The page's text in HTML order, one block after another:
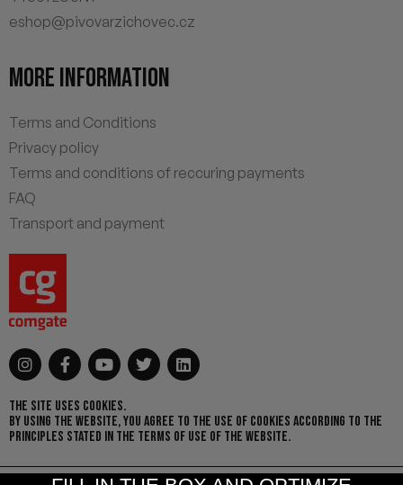
eshop@pivovarzichovec.cz
MORE INFORMATION
Terms and Conditions
Privacy policy
Terms and conditions of reccuring payments
FAQ
Transport and payment
THE SITE USES COOKIES.
BY USING THE WEBSITE, YOU AGREE TO THE USE OF COOKIES ACCORDING TO THE
PRINCIPLES STATED IN THE TERMS OF USE OF THE WEBSITE.